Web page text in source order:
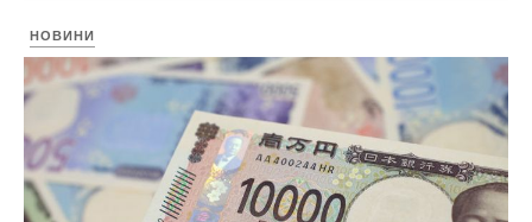
НОВИНИ